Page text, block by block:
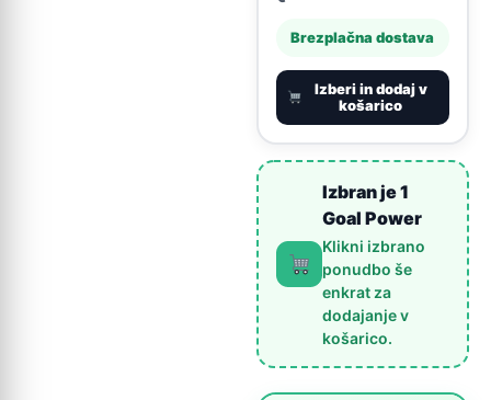
Brezplačna dostava
Izberi in dodaj v
košarico
Izbran je 1
Goal Power
Klikni izbrano
ponudbo še
enkrat za
dodajanje v
košarico.